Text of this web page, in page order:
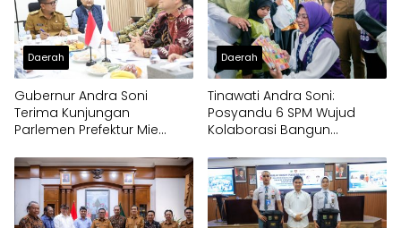
Daerah
Gubernur Andra Soni
Terima Kunjungan
Parlemen Prefektur Mie
Daerah
Tinawati Andra Soni:
Posyandu 6 SPM Wujud
Kolaborasi Bangun